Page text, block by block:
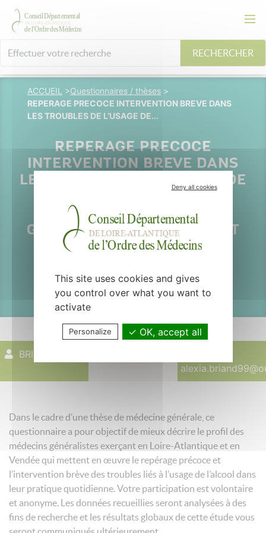
RECHERCHER
ACCUEIL >Questionnaires / thèses >
REPERAGE PRECOCE INTERVENTION BREVE DANS
LES TROUBLES DE L’USAGE DE...
REPERAGE PRECOCE
INTERVENTION BREVE DANS
LES TROUBLES DE L’USAGE DE
PROFIL DES MEDECINS
GENERALISTES APPLIQUANT
LES RECOMMANDATIONS
ATLANTIQUE ET VENDEE
BRIAND Alexia
Dans le cadre d’une thèse de médecine générale, ce
questionnaire a pour objectif de mieux décrire le profil des
médecins généralistes exerçant en Loire-Atlantique et en
Vendée qui mettent en œuvre le repérage précoce et
l’intervention brève des troubles liés à l’usage de l’alcool dans
leur pratique quotidienne. Votre participation est volontaire
et anonyme. Les données recueillies seront analysées à des
fins de recherche et les résultats globaux de cette étude vous
Deny all cookies
This site uses cookies and gives
you control over what you want to
activate
Personalize OK, accept all